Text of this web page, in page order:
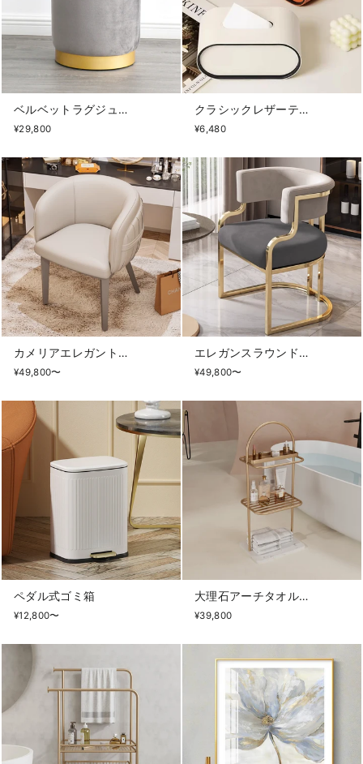
ベルベットラグジュアリースツール
¥29,800
クラシックレザーティッシュケース
¥6,480
カメリアエレガントチェア
¥49,800〜
エレガンスラウンドチェア
¥49,800〜
ペダル式ゴミ箱
¥12,800〜
大理石アーチタオルラック
¥39,800